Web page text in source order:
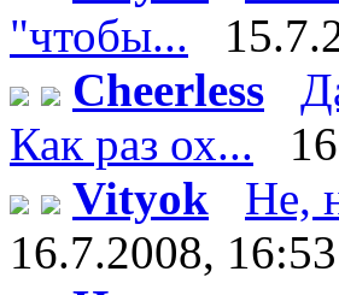
"чтобы...
Cheerless
Как раз ох...
Vityok
Не,
16.7.2008, 16:53